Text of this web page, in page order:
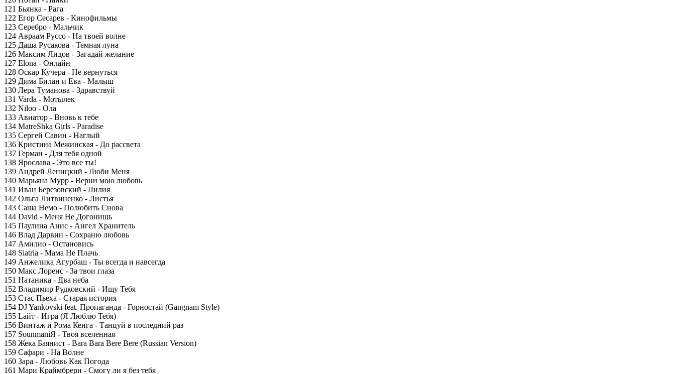
121 Бьянка - Рага
122 Егор Сесарев - Кинофильмы
123 Серебро - Мальчик
124 Авраам Руссо - На твоей волне
125 Даша Русакова - Темная луна
126 Максим Лидов - Загадай желание
127 Elona - Онлайн
128 Оскар Кучера - Не вернуться
129 Дима Билан и Ева - Малыш
130 Лера Туманова - Здравствуй
131 Varda - Мотылек
132 Niloo - Ола
133 Авиатор - Вновь к тебе
134 MatreShka Girls - Paradise
135 Сергей Савин - Наглый
136 Кристина Межинская - До рассвета
137 Герман - Для тебя одной
138 Ярослава - Это все ты!
139 Андрей Леницкий - Люби Меня
140 Марьяна Мурр - Верни мою любовь
141 Иван Березовский - Лилия
142 Ольга Литвиненко - Листья
143 Саша Немо - Полюбить Снова
144 David - Меня Не Догонишь
145 Паулина Анис - Ангел Хранитель
146 Влад Дарвин - Сохраню любовь
147 Амилио - Остановись
148 Siatria - Мама Не Плачь
149 Анжелика Агурбаш - Ты всегда и навсегда
150 Макс Лоренс - За твои глаза
151 Натаника - Два неба
152 Владимир Рудковский - Ищу Тебя
153 Стас Пьеха - Старая история
154 DJ Yankovski feat. Пропаганда - Горностай (Gangnam Style)
155 Lайт - Игра (Я Люблю Тебя)
156 Винтаж и Рома Кенга - Танцуй в последний раз
157 SounmaniЯ - Твоя вселенная
158 Жека Баянист - Bara Bara Bere Bere (Russian Version)
159 Сафари - На Волне
160 Зара - Любовь Как Погода
161 Мари Краймбрери - Смогу ли я без тебя